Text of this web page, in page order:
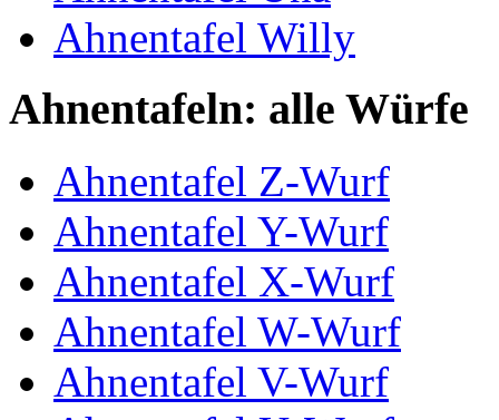
Ahnentafel Willy
Ahnentafeln: alle Würfe
Ahnentafel Z-Wurf
Ahnentafel Y-Wurf
Ahnentafel X-Wurf
Ahnentafel W-Wurf
Ahnentafel V-Wurf